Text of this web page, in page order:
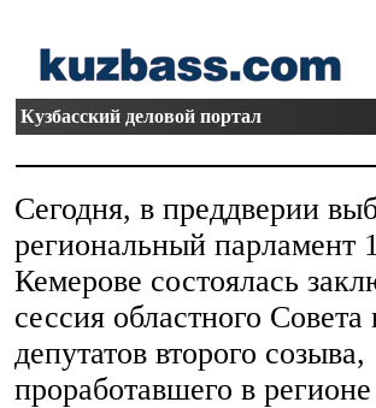
Кузбасский деловой портал
Сегодня, в преддверии
региональный парламент
Кемерове состоялась
сессия областного
депутатов второго созыва,
проработавшего в регионе